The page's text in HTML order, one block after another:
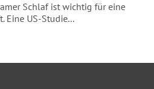
Schlaf ist wichtig für eine
Eine US-Studie...